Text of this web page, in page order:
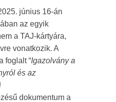
június 16-án
az egyik
a TAJ-kártyára,
vonatkozik. A
foglalt “Igazolvány a
és az
dokumentum a